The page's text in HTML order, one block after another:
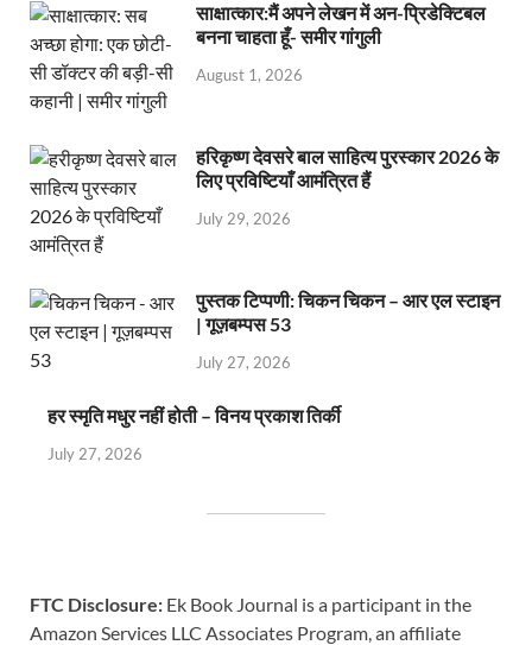
साक्षात्कार:मैं अपने लेखन में अन-प्रिडेक्टिबल
बनना चाहता हूँ- समीर गांगुली
August 1, 2026
हरिकृष्ण देवसरे बाल साहित्य पुरस्कार 2026 के
लिए प्रविष्टियाँ आमंत्रित हैं
July 29, 2026
पुस्तक टिप्पणी: चिकन चिकन – आर एल स्टाइन
| गूज़बम्पस 53
July 27, 2026
हर स्मृति मधुर नहीं होती – विनय प्रकाश तिर्की
July 27, 2026
FTC Disclosure: Ek Book Journal is a participant in the
Amazon Services LLC Associates Program, an affiliate